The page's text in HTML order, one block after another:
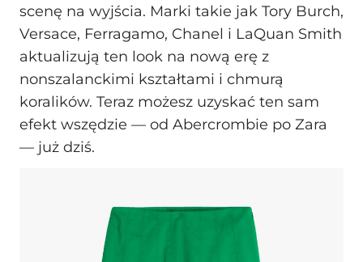
scenę na wyjścia. Marki takie jak Tory Burch,
Versace, Ferragamo, Chanel i LaQuan Smith
aktualizują ten look na nową erę z
nonszalanckimi kształtami i chmurą
koralików. Teraz możesz uzyskać ten sam
efekt wszędzie — od Abercrombie po Zara
— już dziś.